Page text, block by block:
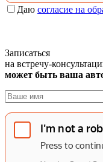
Даю согласие на
Записаться
на встречу-
может быть ваша